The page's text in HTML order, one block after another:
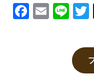
FacebookEmail Line